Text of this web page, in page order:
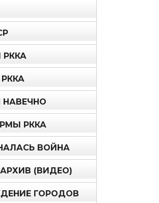
НАВЕЧНО
РККА
ВОЙНА
(ВИДЕО)
ГОРОДОВ